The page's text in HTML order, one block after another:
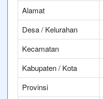
Alamat
Desa / Kelurahan
Kecamatan
Kabupaten / Kota
Provinsi